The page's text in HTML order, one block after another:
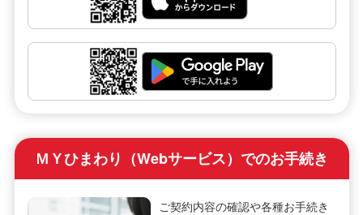
ＭＹひまわり（Webサービス）でのお手続き
ご契約内容の確認や各種お手続き